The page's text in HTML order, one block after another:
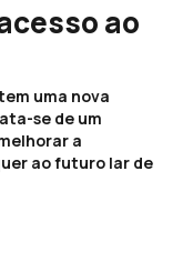
ao
uma nova
se de um
a
ao futuro lar de